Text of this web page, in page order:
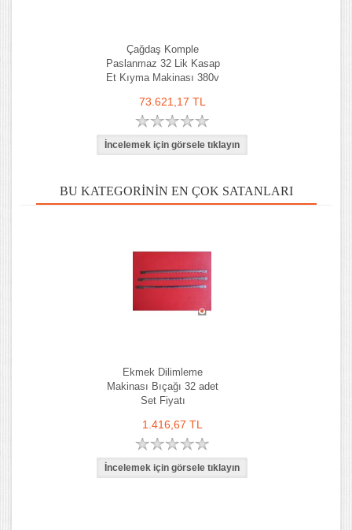
Çağdaş Komple
Paslanmaz 32 Lik Kasap
Et Kıyma Makinası 380v
73.621,17 TL
BU KATEGORININ EN ÇOK SATANLARI
Ekmek Dilimleme
Makinası Bıçağı 32 adet
Set Fiyatı
1.416,67 TL